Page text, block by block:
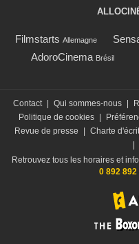
Filmstarts Allemagne
AdoroCinema Brésil
Contact | Qui sommes-nous |
Politique de cookies |
Revue de presse
| Charte
|
Retrouvez tous les horaires et
0 892 892